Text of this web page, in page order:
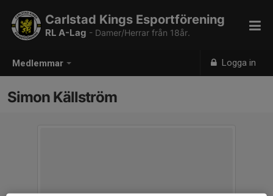
Medlemmar Logga in
Carlstad Kings Esportförening
RL A-Lag - Damer/Herrar från 18år.
Simon Källström